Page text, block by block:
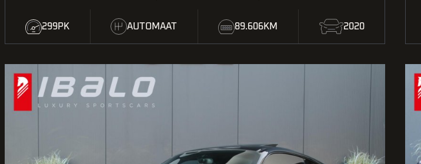
299PK AUTOMAAT 89.606KM 2020